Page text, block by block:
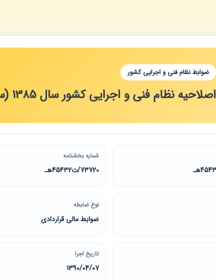
ضوابط نظام فنی و اجرایی کشور
اصلاحیه نظام فنی و اجرایی کشور سال 1385 (سال 1390)
شماره بخشنامه
73720/ت45432هـ
نوع ضابطه
ضوابط مالی قراردادی
تاریخ اجرا
1390/04/07